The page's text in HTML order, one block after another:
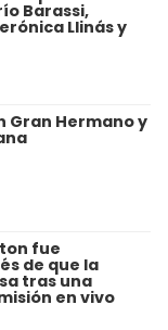
Barassi,
Llinás y
Gran Hermano y
fue
de que la
tras una
en vivo